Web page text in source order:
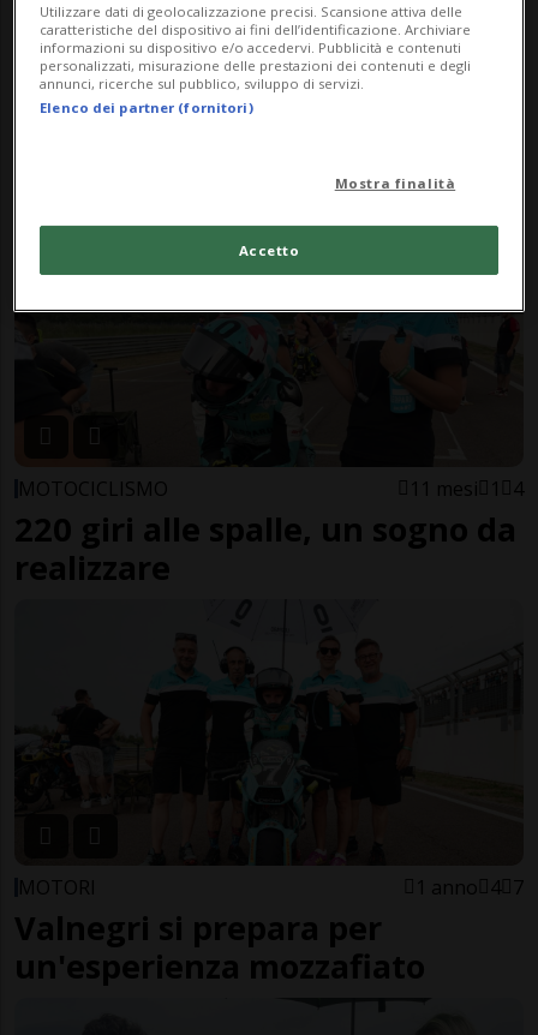
MOTOCICLISMO 11 mesi 1 4
220 giri alle spalle, un sogno da
realizzare
MOTORI 1 anno 4 7
Valnegri si prepara per
un'esperienza mozzafiato
Utilizzare dati di geolocalizzazione precisi. Scansione attiva delle
caratteristiche del dispositivo ai fini dell’identificazione. Archiviare
informazioni su dispositivo e/o accedervi. Pubblicità e contenuti
personalizzati, misurazione delle prestazioni dei contenuti e degli
annunci, ricerche sul pubblico, sviluppo di servizi.
Elenco dei partner (fornitori)
Mostra finalità
Accetto